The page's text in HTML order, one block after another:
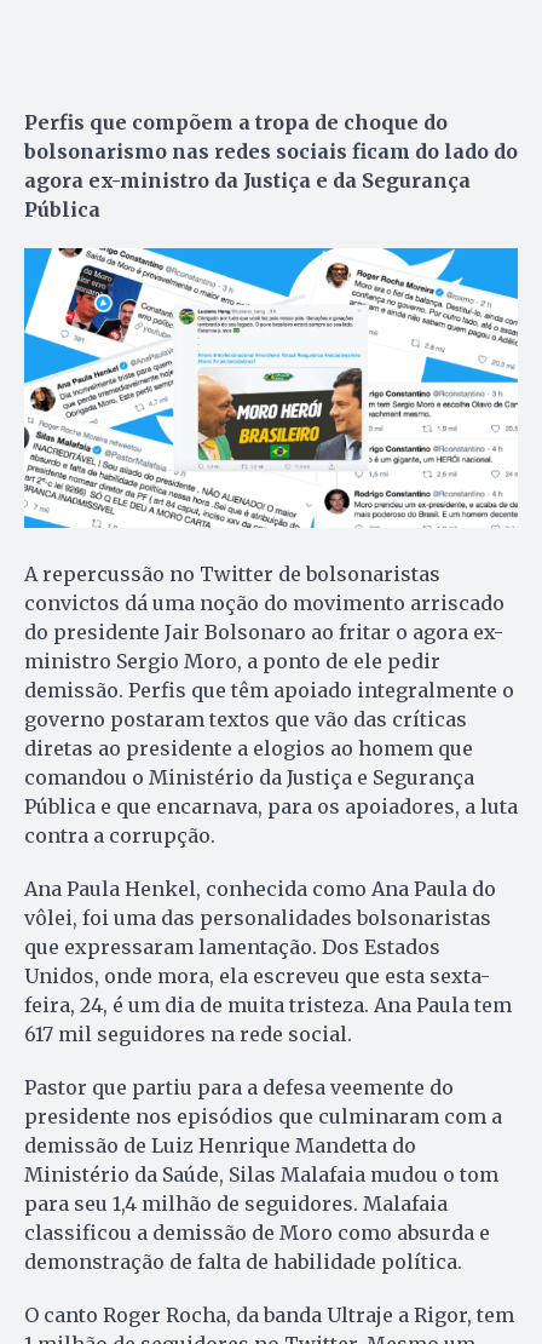
Perfis que compõem a tropa de choque do
bolsonarismo nas redes sociais ficam do lado do
agora ex-ministro da Justiça e da Segurança
Pública
A repercussão no Twitter de bolsonaristas
convictos dá uma noção do movimento arriscado
do presidente Jair Bolsonaro ao fritar o agora ex-
ministro Sergio Moro, a ponto de ele pedir
demissão. Perfis que têm apoiado integralmente o
governo postaram textos que vão das críticas
diretas ao presidente a elogios ao homem que
comandou o Ministério da Justiça e Segurança
Pública e que encarnava, para os apoiadores, a luta
contra a corrupção.
Ana Paula Henkel, conhecida como Ana Paula do
vôlei, foi uma das personalidades bolsonaristas
que expressaram lamentação. Dos Estados
Unidos, onde mora, ela escreveu que esta sexta-
feira, 24, é um dia de muita tristeza. Ana Paula tem
617 mil seguidores na rede social.
Pastor que partiu para a defesa veemente do
presidente nos episódios que culminaram com a
demissão de Luiz Henrique Mandetta do
Ministério da Saúde, Silas Malafaia mudou o tom
para seu 1,4 milhão de seguidores. Malafaia
classificou a demissão de Moro como absurda e
demonstração de falta de habilidade política.
O canto Roger Rocha, da banda Ultraje a Rigor, tem